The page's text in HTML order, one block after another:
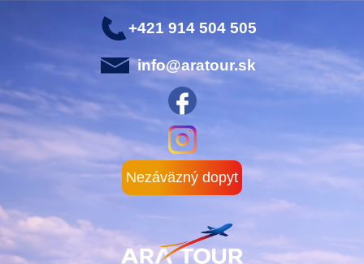
+421 914 504 505
info@aratour.sk
Nezáväzný dopyt